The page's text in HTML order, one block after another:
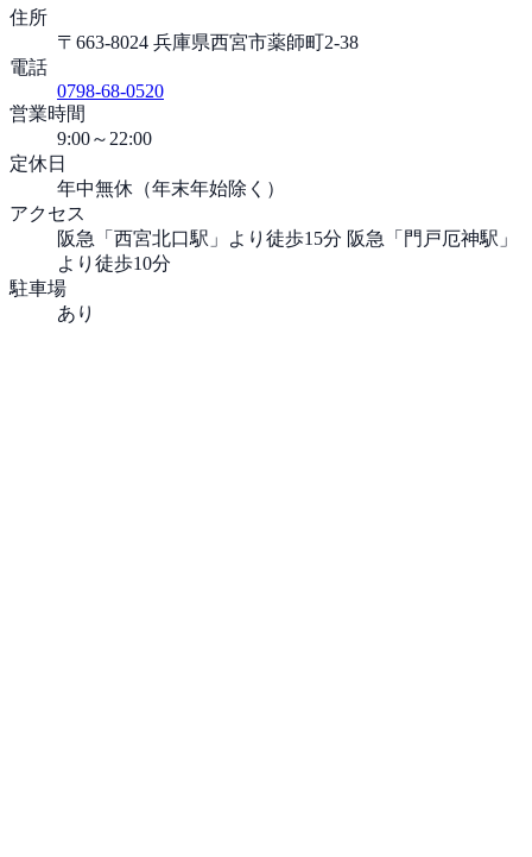
住所
〒663-8024 兵庫県西宮市薬師町2-38
電話
0798-68-0520
営業時間
9:00～22:00
定休日
年中無休（年末年始除く）
アクセス
阪急「西宮北口駅」より徒歩15分 阪急「門戸厄神駅」
より徒歩10分
駐車場
あり